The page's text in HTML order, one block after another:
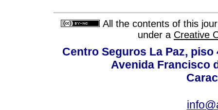
All the contents of this
under a Creative
Centro Seguros La Paz,
Avenida Francisco